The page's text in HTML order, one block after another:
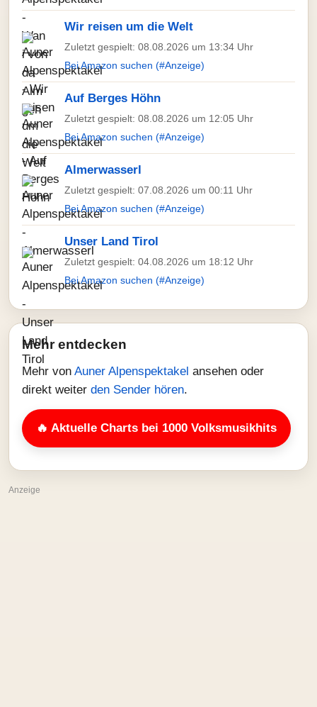
Wir reisen um die Welt
Zuletzt gespielt: 08.08.2026 um 13:34 Uhr
Bei Amazon suchen (#Anzeige)
Auf Berges Höhn
Zuletzt gespielt: 08.08.2026 um 12:05 Uhr
Bei Amazon suchen (#Anzeige)
Almerwasserl
Zuletzt gespielt: 07.08.2026 um 00:11 Uhr
Bei Amazon suchen (#Anzeige)
Unser Land Tirol
Zuletzt gespielt: 04.08.2026 um 18:12 Uhr
Bei Amazon suchen (#Anzeige)
Mehr entdecken
Mehr von Auner Alpenspektakel ansehen oder
direkt weiter den Sender hören.
🔥 Aktuelle Charts bei 1000 Volksmusikhits
Anzeige